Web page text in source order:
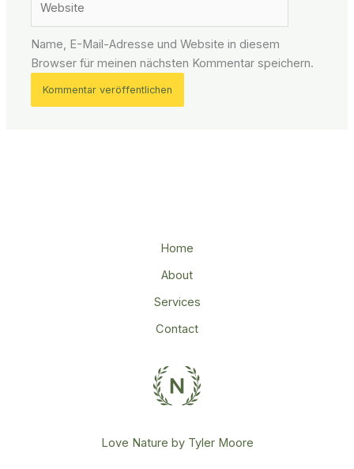
Name, E-Mail-Adresse und Website in diesem
Browser für meinen nächsten Kommentar speichern.
Home
About
Services
Contact
Love Nature by Tyler Moore